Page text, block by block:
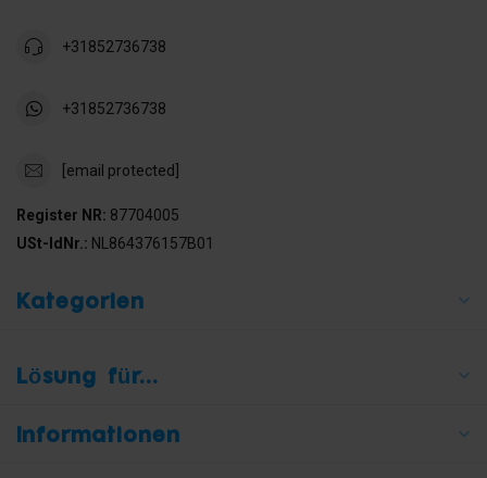
+31852736738
+31852736738
[email protected]
Register NR: 87704005
USt-IdNr.: NL864376157B01
Kategorien
Lösung für...
Informationen